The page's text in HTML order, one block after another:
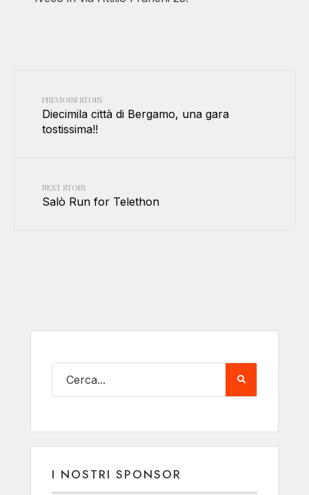
PREVIOUS STORY
Diecimila città di Bergamo, una gara
tostissima!!
NEXT STORY
Salò Run for Telethon
I NOSTRI SPONSOR